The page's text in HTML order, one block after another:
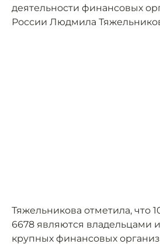
деятельности финансовых
России Людмила
Тяжельникова отметила, что
6678 являются владельцами
крупных финансовых